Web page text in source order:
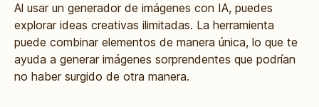
Al usar un generador de imágenes con IA, puedes
explorar ideas creativas ilimitadas. La herramienta
puede combinar elementos de manera única, lo que te
ayuda a generar imágenes sorprendentes que podrían
no haber surgido de otra manera.